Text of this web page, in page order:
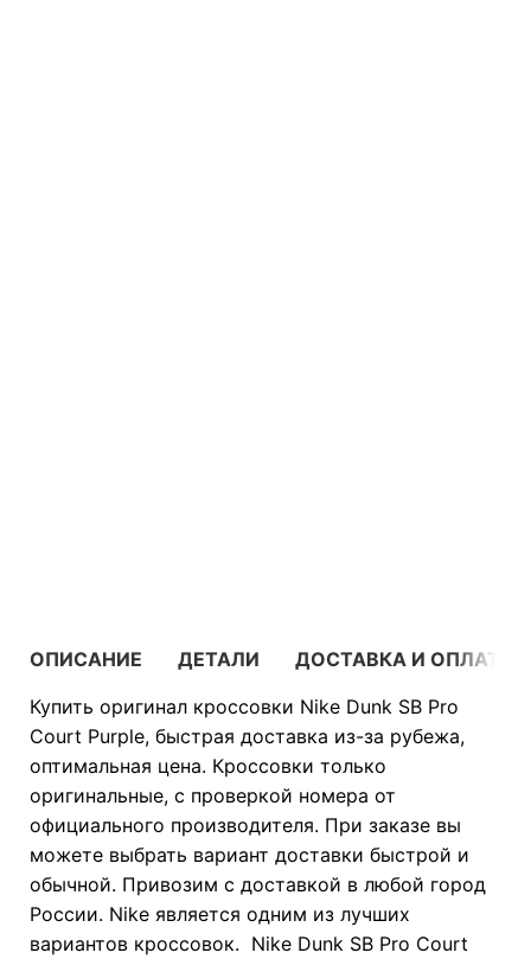
ОПИСАНИЕ ДЕТАЛИ
ДОСТАВКА И ОПЛАТА
Купить оригинал кроссовки Nike Dunk SB Pro
Court Purple, быстрая доставка из-за рубежа,
оптимальная цена. Кроссовки только
оригинальные, с проверкой номера от
официального производителя. При заказе вы
можете выбрать вариант доставки быстрой и
обычной. Привозим с доставкой в любой город
России. Nike является одним из лучших
вариантов кроссовок. Nike Dunk SB Pro Court